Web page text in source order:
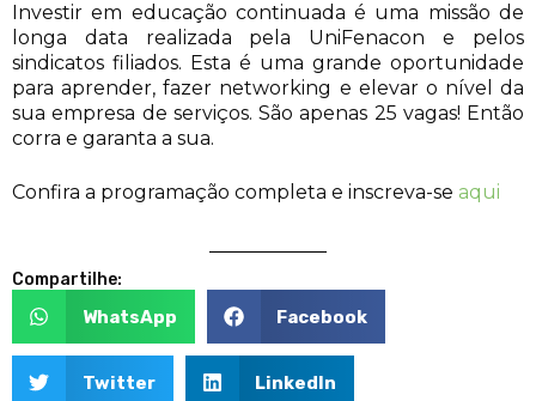
Investir em educação continuada é uma missão de
longa data realizada pela UniFenacon e pelos
sindicatos filiados. Esta é uma grande oportunidade
para aprender, fazer networking e elevar o nível da
sua empresa de serviços. São apenas 25 vagas! Então
corra e garanta a sua.
Confira a programação completa e inscreva-se aqui
Compartilhe:
WhatsApp Facebook
Twitter LinkedIn